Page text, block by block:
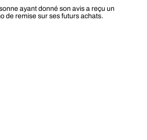
ayant donné son avis a reçu un
de remise sur ses futurs achats.